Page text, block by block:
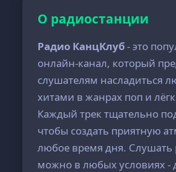
О радиостанции
Радио КанцКлуб- это
онлайн-канал, который
слушателям насладиться
хитами в жанрах поп и
Каждый трек тщательно
чтобы создать приятную
любое время дня. Слушать
можно в любых условиях -